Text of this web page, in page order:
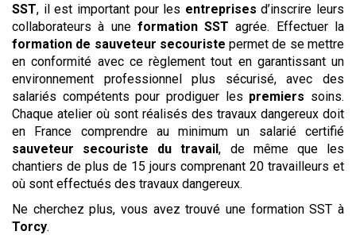
SST, il est important pour les entreprises d’inscrire leurs
collaborateurs à une formation SST agrée. Effectuer la
formation de sauveteur secouriste permet de se mettre
en conformité avec ce règlement tout en garantissant un
environnement professionnel plus sécurisé, avec des
salariés compétents pour prodiguer les premiers soins.
Chaque atelier où sont réalisés des travaux dangereux doit
en France comprendre au minimum un salarié certifié
sauveteur
secouriste du travail, de même que les
chantiers de plus de 15 jours comprenant 20 travailleurs et
où sont effectués des travaux dangereux.
Ne cherchez plus, vous avez trouvé une formation SST à
Torcy.